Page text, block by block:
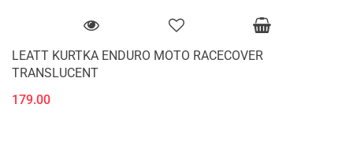
LEATT KURTKA ENDURO MOTO RACECOVER
TRANSLUCENT
179.00